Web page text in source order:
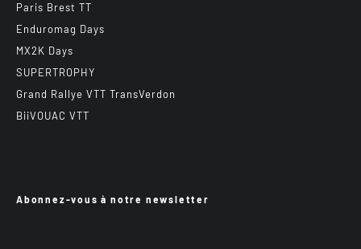
Paris Brest TT
Enduromag Days
MX2K Days
SUPERTROPHY
Grand Rallye VTT TransVerdon
BiiVOUAC VTT
Abonnez-vous à notre newsletter